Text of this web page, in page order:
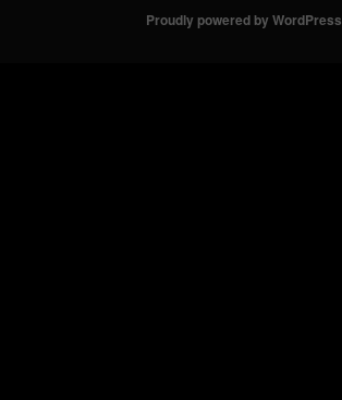
Proudly powered by WordPress